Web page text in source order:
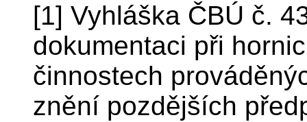
[1] Vyhláška ČBÚ č.
dokumentaci při
činnostech
znění pozdějších